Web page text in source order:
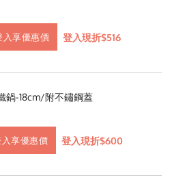
入享優惠價 登入現折$516
鍋-18cm/附不鏽鋼蓋
享優惠價 登入現折$600